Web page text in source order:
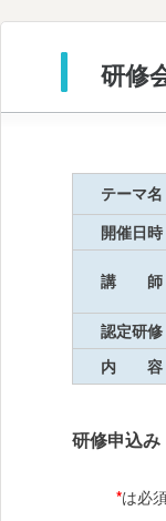
研修
テーマ名
開催日時
講 師
認定研修
内 容
研修申込み
*は必